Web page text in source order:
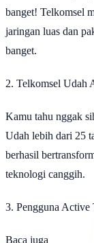
banget! Telkomsel
jaringan luas dan
banget.
2. Telkomsel Udah
Kamu tahu nggak
Udah lebih dari 25
berhasil
teknologi canggih.
3. Pengguna Active
Baca juga